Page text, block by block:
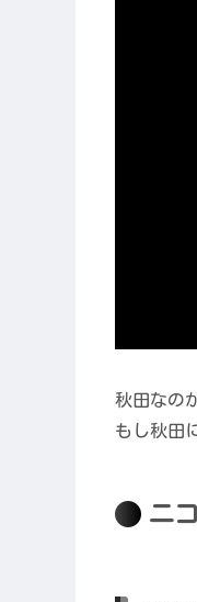
秋田なの
もし秋田
ニ